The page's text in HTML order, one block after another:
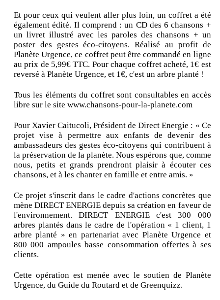
Et pour ceux qui veulent aller plus loin, un coffret a été
également édité. Il comprend : un CD des 6 chansons +
un livret illustré avec les paroles des chansons + un
poster des gestes éco-citoyens. Réalisé au profit de
Planète Urgence, ce coffret peut être commandé en ligne
au prix de 5,99€ TTC. Pour chaque coffret acheté, 1€ est
reversé à Planète Urgence, et 1€, c'est un arbre planté !
Tous les éléments du coffret sont consultables en accès
libre sur le site www.chansons-pour-la-planete.com
Pour Xavier Caitucoli, Président de Direct Energie : « Ce
projet vise à permettre aux enfants de devenir des
ambassadeurs des gestes éco-citoyens qui contribuent à
la préservation de la planète. Nous espérons que, comme
nous, petits et grands prendront plaisir à écouter ces
chansons, et à les chanter en famille et entre amis. »
Ce projet s'inscrit dans le cadre d'actions concrètes que
mène DIRECT ENERGIE depuis sa création en faveur de
l'environnement. DIRECT ENERGIE c'est 300 000
arbres plantés dans le cadre de l'opération « 1 client, 1
arbre planté » en partenariat avec Planète Urgence et
800 000 ampoules basse consommation offertes à ses
clients.
Cette opération est menée avec le soutien de Planète
Urgence, du Guide du Routard et de Greenquizz.